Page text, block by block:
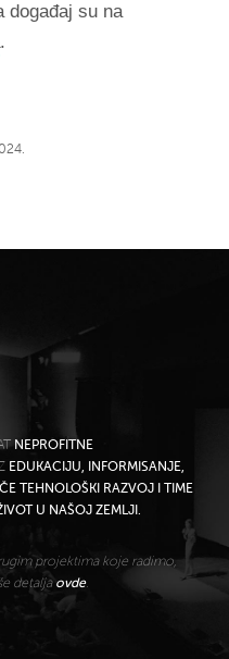
događaj su na
.
NEPROFITNE
EDUKACIJU, INFORMISANJE,
TEHNOLOŠKI RAZVOJ I TIME
U NAŠOJ ZEMLJI.
projektima koje radimo,
detalja ovde.